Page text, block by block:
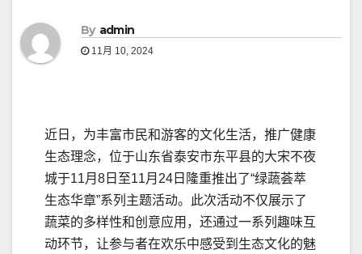
By admin
11月 10, 2024
近日，为丰富市民和游客的文化生活，推广健康
生态理念，位于山东省泰安市东平县的大宋不夜
城于11月8日至11月24日隆重推出了“绿蔬荟萃
生态华章”系列主题活动。此次活动不仅展示了
蔬菜的多样性和创意应用，还通过一系列趣味互
动环节，让参与者在欢乐中感受到生态文化的魅